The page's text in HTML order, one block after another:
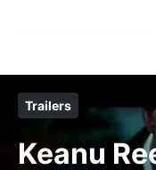
Trailers
Keanu